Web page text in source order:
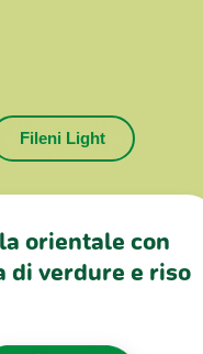
Fileni Light
orientale con
di verdure e riso